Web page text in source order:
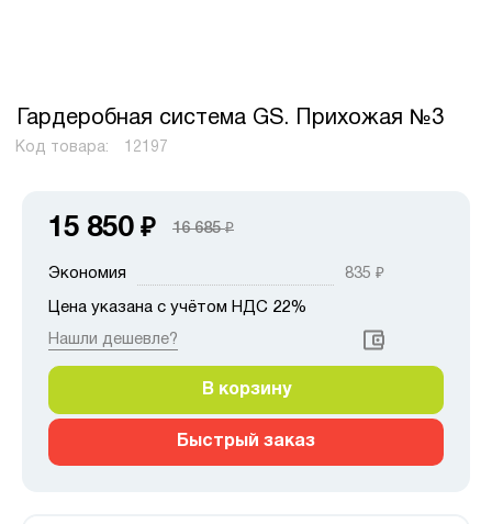
Гардеробная система GS. Прихожая №3
Код товара: 12197
15 850 ₽ 16 685₽
Экономия 835 ₽
Цена указана с учётом НДС 22%
Нашли дешевле?
В корзину
Быстрый заказ